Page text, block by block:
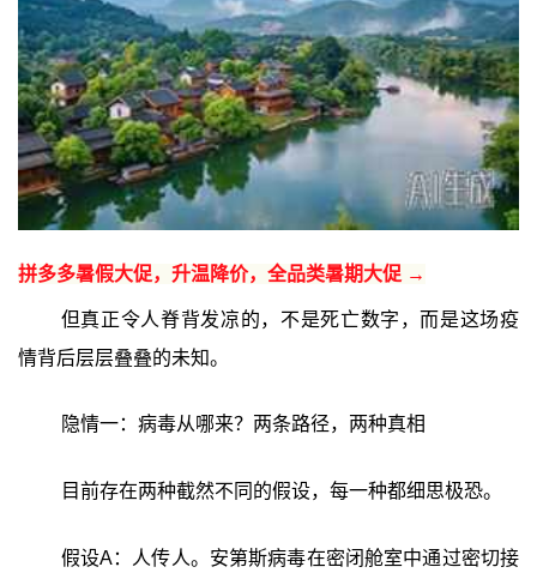
拼多多暑假大促，升温降价，全品类暑期大促 →
但真正令人脊背发凉的，不是死亡数字，而是这场疫
情背后层层叠叠的未知。
隐情一：病毒从哪来？两条路径，两种真相
目前存在两种截然不同的假设，每一种都细思极恐。
假设A：人传人。安第斯病毒在密闭舱室中通过密切接